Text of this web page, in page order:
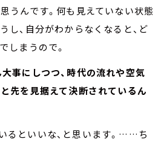
うんです。何も見えていない状態
し、自分がわからなくなると、ど
しまうので。
事にしつつ、時代の流れや空気
先を見据えて決断されているん
るといいな、と思います。……ち